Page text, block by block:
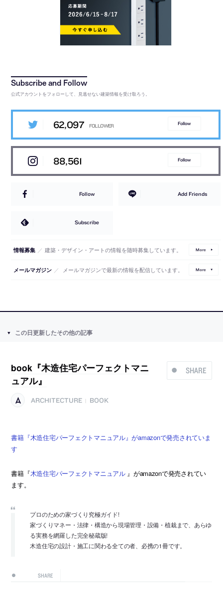
公式アカウントをフォローして、見逃せない建築情報を受け取ろう。
62,097 Follow
88,561 Follow
Follow Add Friends
Subscribe
情報募集 ／ 建築・デザイン・アートの情報を随時募集しています。 More
メールマガジン ／ メールマガジンで最新の情報を配信しています。 More
この日更新したその他の記事
SHARE
book『木造住宅パーフェクトマニ
ュアル』
ARCHITECTURE BOOK
書籍『木造住宅パーフェクトマニュアル』がamazonで発売されていま
す
書籍『木造住宅パーフェクトマニュアル 』がamazonで発売されてい
ます。
プロのための家づくり究極ガイド!
家づくりマネー・法律・構造から現場管理・設備・植栽まで、あらゆ
る実務を網羅した完全秘蔵版!
木造住宅の設計・施工に関わる全ての者、必携の1冊です。
SHARE